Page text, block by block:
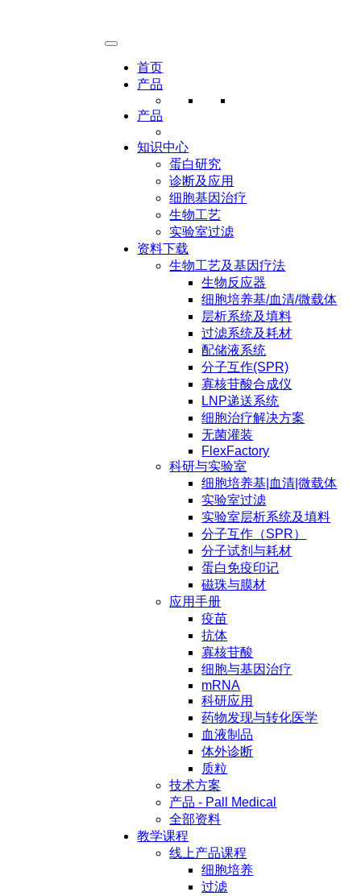
首页
产品
产品
知识中心
蛋白研究
诊断及应用
细胞基因治疗
生物工艺
实验室过滤
资料下载
生物工艺及基因疗法
生物反应器
细胞培养基/血清/微载体
层析系统及填料
过滤系统及耗材
配储液系统
分子互作(SPR)
寡核苷酸合成仪
LNP递送系统
细胞治疗解决方案
无菌灌装
FlexFactory
科研与实验室
细胞培养基|血清|微载体
实验室过滤
实验室层析系统及填料
分子互作（SPR）
分子试剂与耗材
蛋白免疫印记
磁珠与膜材
应用手册
疫苗
抗体
寡核苷酸
细胞与基因治疗
mRNA
科研应用
药物发现与转化医学
血液制品
体外诊断
质粒
技术方案
产品 - Pall Medical
全部资料
教学课程
线上产品课程
细胞培养
过滤